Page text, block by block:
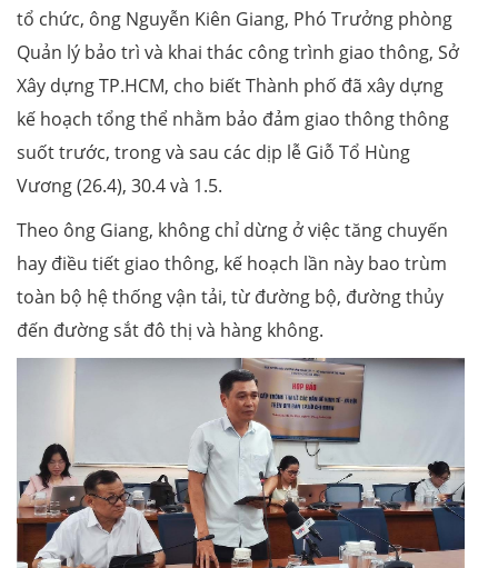
tổ chức, ông Nguyễn Kiên Giang, Phó Trưởng phòng
Quản lý bảo trì và khai thác công trình giao thông, Sở
Xây dựng TP.HCM, cho biết Thành phố đã xây dựng
kế hoạch tổng thể nhằm bảo đảm giao thông thông
suốt trước, trong và sau các dịp lễ Giỗ Tổ Hùng
Vương (26.4), 30.4 và 1.5.
Theo ông Giang, không chỉ dừng ở việc tăng chuyến
hay điều tiết giao thông, kế hoạch lần này bao trùm
toàn bộ hệ thống vận tải, từ đường bộ, đường thủy
đến đường sắt đô thị và hàng không.